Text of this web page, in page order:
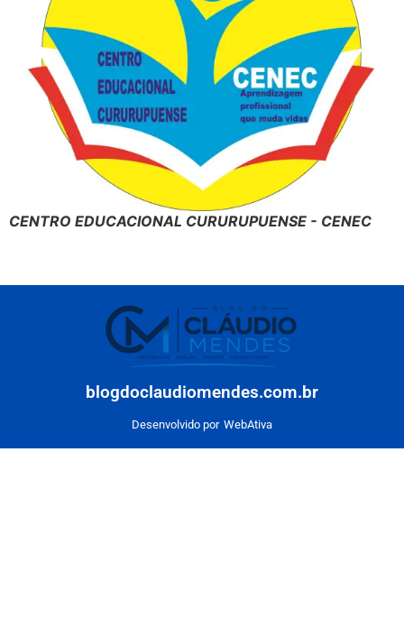
CENTRO EDUCACIONAL CURURUPUENSE - CENEC
blogdoclaudiomendes.com.br
Desenvolvido por WebAtiva